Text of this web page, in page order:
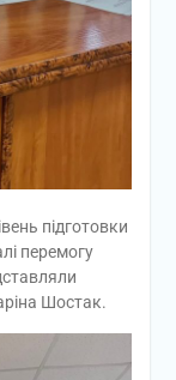
підготовки
перемогу
Шостак.